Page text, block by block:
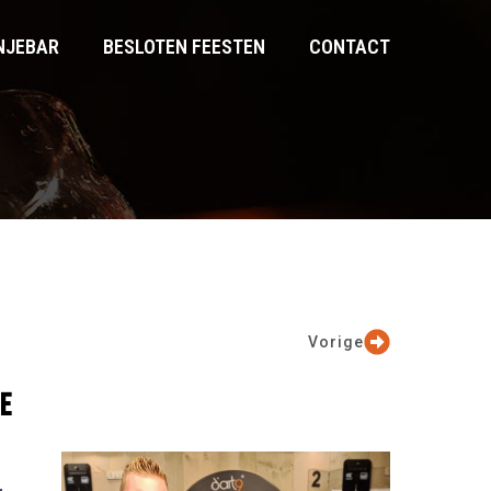
BESLOTEN FEESTEN CONTACT
Vorige